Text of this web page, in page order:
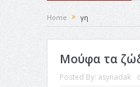
Home γη
Μούφα τα
Posted By: asynadak